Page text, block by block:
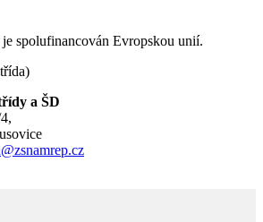
spolufinancován Evropskou unií.
a ŠD